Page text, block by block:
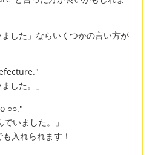
ました」ならいくつかの言い方が
した。」
○○."
いました。」
入れられます！